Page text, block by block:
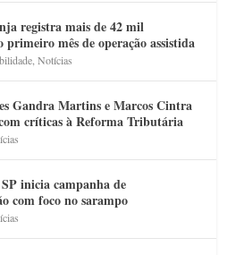
registra mais de 42 mil
primeiro mês de operação assistida
,Notícias
Gandra Martins e Marcos Cintra
críticas à Reforma Tributária
inicia campanha de
com foco no sarampo